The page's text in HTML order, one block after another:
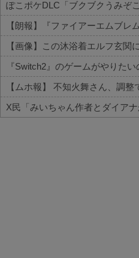
【画像】この沐浴着エルフ玄関